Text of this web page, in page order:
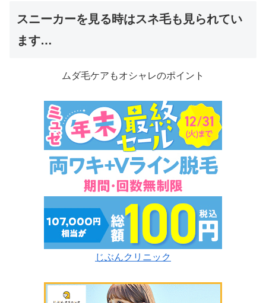
スニーカーを見る時はスネ毛も見られてい
ます…
ムダ毛ケアもオシャレのポイント
じぶんクリニック